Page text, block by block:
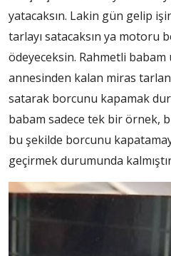
yatacaksın. Lakin gün gelip
tarlayı satacaksın ya motoru
ödeyeceksin. Rahmetli
annesinden kalan miras
satarak borcunu kapamak
babam sadece tek bir örnek,
bu şekilde borcunu
geçirmek durumunda